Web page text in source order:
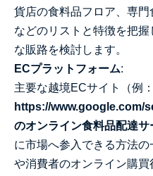
貨店の食料品フロア、専
などのリストと特徴を把
な販路を検討します。
ECプラットフォーム:
主要な越境ECサイト（例：
https://www.google.com/
のオンライン食料品配達サ
に市場へ参入できる方法
や消費者のオンライン購買